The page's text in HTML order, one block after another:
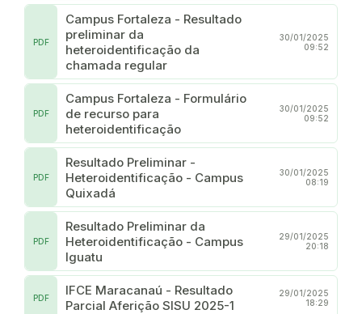
Campus Fortaleza - Resultado
preliminar da
heteroidentificação da
chamada regular
PDF
30/01/2025
09:52
Campus Fortaleza - Formulário
de recurso para
heteroidentificação
PDF
30/01/2025
09:52
Resultado Preliminar -
Heteroidentificação - Campus
Quixadá
PDF
30/01/2025
08:19
Resultado Preliminar da
Heteroidentificação - Campus
Iguatu
PDF
29/01/2025
20:18
IFCE Maracanaú - Resultado
Parcial Aferição SISU 2025-1
PDF
29/01/2025
18:29